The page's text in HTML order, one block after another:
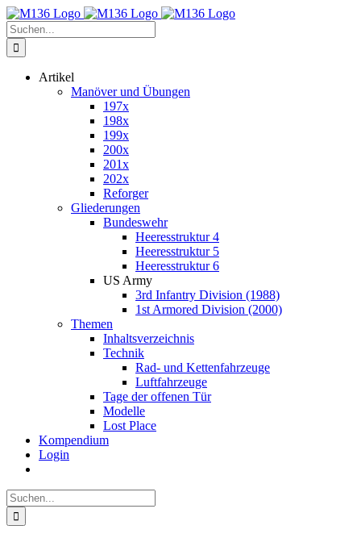
Zum
Inhalt
springen
Suche
nach:
Artikel
Manöver und Übungen
197x
198x
199x
200x
201x
202x
Reforger
Gliederungen
Bundeswehr
Heeresstruktur 4
Heeresstruktur 5
Heeresstruktur 6
US Army
3rd Infantry Division (1988)
1st Armored Division (2000)
Themen
Inhaltsverzeichnis
Technik
Rad- und Kettenfahrzeuge
Luftfahrzeuge
Tage der offenen Tür
Modelle
Lost Place
Kompendium
Login
Suche
nach: